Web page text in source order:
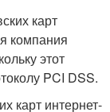
карт
компания
этот
PCI DSS.
карт интернет-